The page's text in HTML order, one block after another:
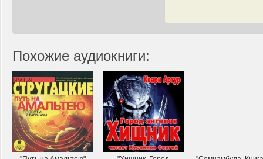
Похожие аудиокниги: